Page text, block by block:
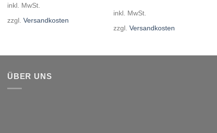
inkl. MwSt.
zzgl. Versandkosten
inkl. MwSt.
zzgl. Versandkosten
ÜBER UNS